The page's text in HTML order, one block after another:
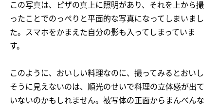
この写真は、ピザの真上に照明があり、それを上から撮
ったことでのっぺりと平面的な写真になってしまいまし
た。スマホをかまえた自分の影も入ってしまっていま
す。
このように、おいしい料理なのに、撮ってみるとおいし
そうに見えないのは、順光のせいで料理の立体感が出て
いないのかもしれません。被写体の正面からまんべんな